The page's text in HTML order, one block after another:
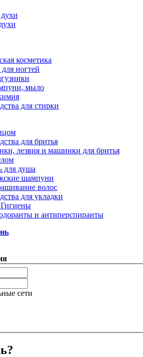
косметика
ногтей
мыло
для стирки
для бритья
лезвия и машинки для бритья
для душа
шампуни
волос
для укладки
и антиперспиранты
сети